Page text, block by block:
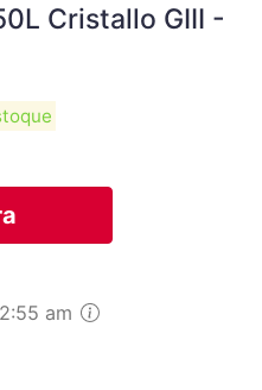
Cristallo GIII -
am